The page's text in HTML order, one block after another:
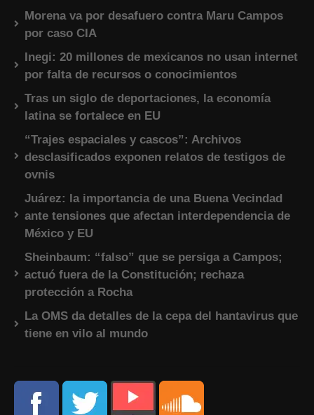
Morena va por desafuero contra Maru Campos
por caso CIA
Inegi: 20 millones de mexicanos no usan internet
por falta de recursos o conocimientos
Tras un siglo de deportaciones, la economía
latina se fortalece en EU
“Trajes espaciales y cascos”: Archivos
desclasificados exponen relatos de testigos de
ovnis
Juárez: la importancia de una Buena Vecindad
ante tensiones que afectan interdependencia de
México y EU
Sheinbaum: “falso” que se persiga a Campos;
actuó fuera de la Constitución; rechaza
protección a Rocha
La OMS da detalles de la cepa del hantavirus que
tiene en vilo al mundo